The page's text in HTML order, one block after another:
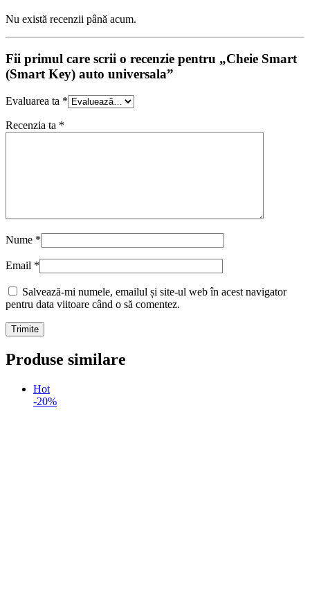
Nu există recenzii până acum.
Fii primul care scrii o recenzie pentru „Cheie Smart
(Smart Key) auto universala”
Evaluarea ta *
Recenzia ta *
Nume *
Email *
Salvează-mi numele, emailul și site-ul web în acest navigator
pentru data viitoare când o să comentez.
Produse similare
Hot
-20%